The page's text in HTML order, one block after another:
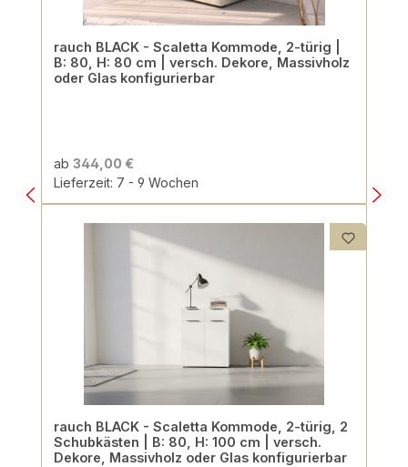
rauch BLACK - Scaletta Kommode, 2-türig |
B: 80, H: 80 cm | versch. Dekore, Massivholz
oder Glas konfigurierbar
ab 344,00 €
Lieferzeit: 7 - 9 Wochen
rauch BLACK - Scaletta Kommode, 2-türig, 2
Schubkästen | B: 80, H: 100 cm | versch.
Dekore, Massivholz oder Glas konfigurierbar